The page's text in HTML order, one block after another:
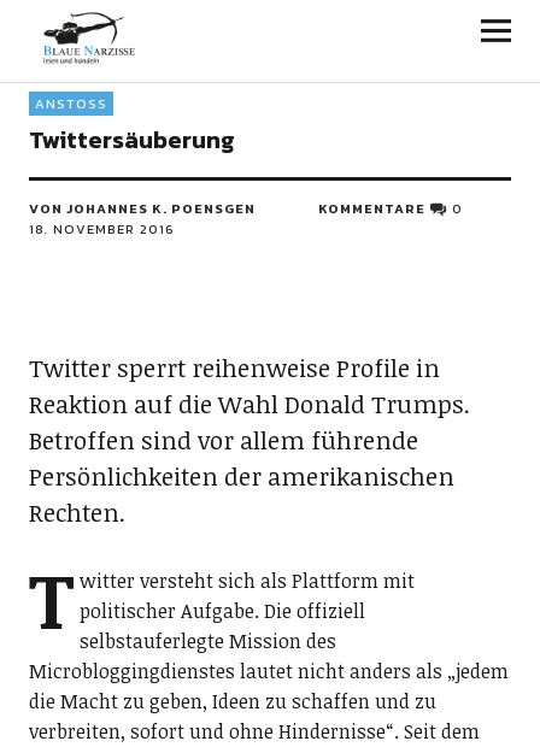
Blaue Narzisse
ANSTOSS
Twittersäuberung
VON JOHANNES K. POENSGEN
18. NOVEMBER 2016
KOMMENTARE 0
Twitter sperrt reihenweise Profile in
Reaktion auf die Wahl Donald Trumps.
Betroffen sind vor allem führende
Persönlichkeiten der amerikanischen
Rechten.
T witter versteht sich als Plattform mit
politischer Aufgabe. Die offiziell
selbstauferlegte Mission des
Microbloggingdienstes lautet nicht anders als „jedem
die Macht zu geben, Ideen zu schaffen und zu
verbreiten, sofort und ohne Hindernisse“. Seit dem